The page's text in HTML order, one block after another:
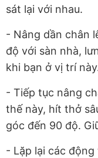
sát lại với nhau.
- Nâng dần chân
độ với sàn nhà,
khi bạn ở vị trí
- Tiếp tục nâng
thế này, hít thở
góc đến 90 độ.
- Lặp lại các